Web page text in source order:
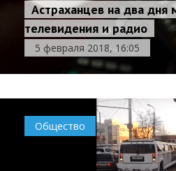
Астраханцев на два дня
телевидения и радио
5 февраля 2018, 16:05
Общество